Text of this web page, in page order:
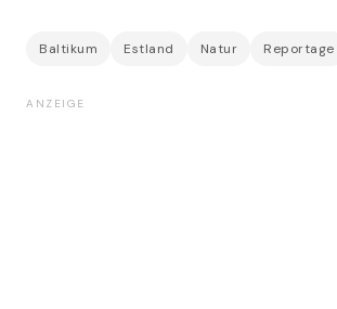
Baltikum Estland Natur Reportage
ANZEIGE